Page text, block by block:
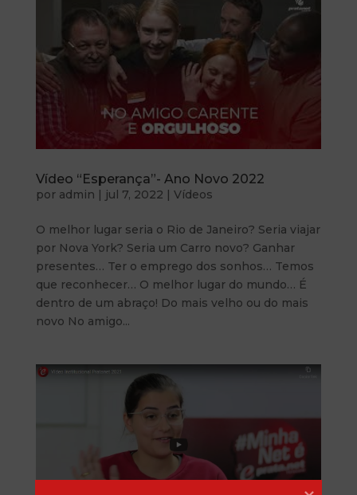
Vídeo “Esperança”- Ano Novo 2022
por admin | jul 7, 2022 | Vídeos
O melhor lugar seria o Rio de Janeiro? Seria viajar
por Nova York? Seria um Carro novo? Ganhar
presentes… Ter o emprego dos sonhos… Temos
que reconhecer… O melhor lugar do mundo… É
dentro de um abraço! Do mais velho ou do mais
novo No amigo...